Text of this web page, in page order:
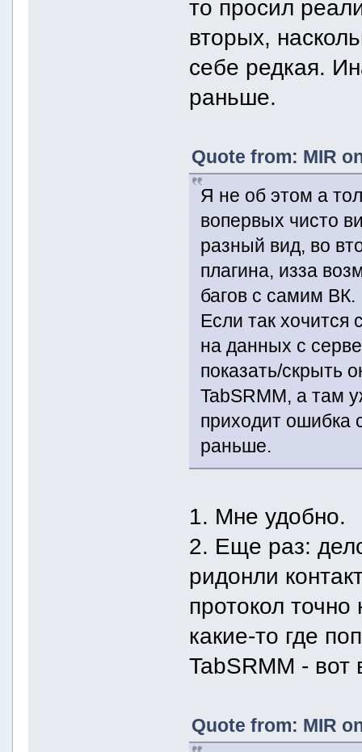
то просил
вторых,
себе редкая.
раньше.
Quote from: MIR
Я не об этом а
вопервых чисто
разный вид, во
плагина, изза
багов с самим ВК.
Если так хочится
на данных с
показать/скрыть
TabSRMM, а там
приходит ошибка
раньше.
1. Мне удобно.
2. Еще раз:
ридонли
протокол
какие-то где
TabSRMM -
Quote from: MIR